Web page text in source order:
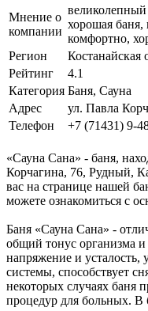
Мнение о
компании
великолепный
хорошая баня,
комфортно,
Регион
Костанайская
Рейтинг
4.1
Категория Баня, Сауна
Адрес
ул. Павла
Телефон
+7 (71431) 9-
«Сауна Сана» - баня,
Корчагина, 76, Рудный,
вас на странице нашей
можете ознакомиться с
Баня «Сауна Сана» -
общий тонус организма и
напряжение и усталость,
системы, способствует
некоторых случаях баня
процедур для больных. В